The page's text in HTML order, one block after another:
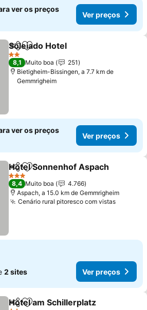
ver os preços
Ver preços
PartilharAdicionar aos favoritos
Soleiado Hotel
2 Estrelas
8,1 Muito boa
251
Bietigheim-Bissingen, a 7.7 km de
Gemmrigheim
ver os preços
Ver preços
PartilharAdicionar aos favoritos
Hotel Sonnenhof Aspach
3 Estrelas
8,4 Muito boa
4.766
Aspach, a 15.0 km de Gemmrigheim
Cenário rural pitoresco com vistas
2 sites Ver preços
PartilharAdicionar aos favoritos
Hotel am Schillerplatz